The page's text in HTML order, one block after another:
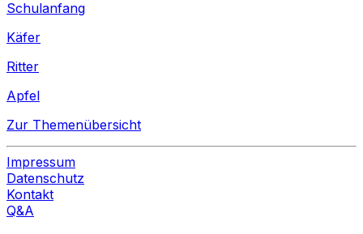
Schulanfang
Käfer
Ritter
Apfel
Zur Themenübersicht
Impressum
Datenschutz
Kontakt
Q&A